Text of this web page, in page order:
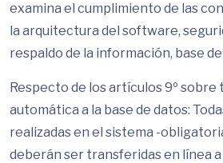
examina el cumplimiento de las
la arquitectura del software,
respaldo de la información, base
Respecto de los artículos 9º sobre
automática a la base de datos:
realizadas en el sistema -
deberán ser transferidas en línea a